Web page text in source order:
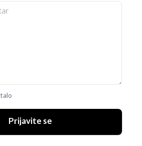
Prijavite se